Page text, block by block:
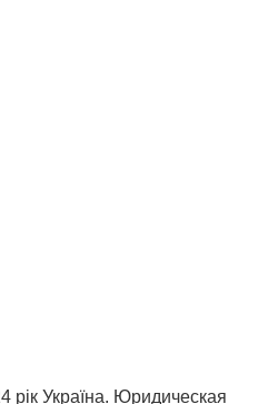
рік Україна. Юридическая